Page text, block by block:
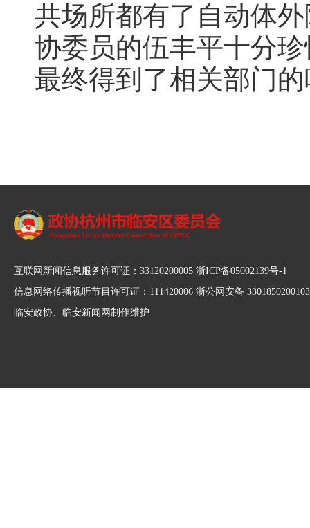
共场所都有了自动体
协委员的伍丰平十分
最终得到了相关部门
互联网新闻信息服务许可证：33120200005 浙ICP备05002139号-1
信息网络传播视听节目许可证：111420006 浙公网安备
临安政协、临安新闻网制作维护